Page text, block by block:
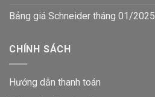
Bảng giá Schneider tháng 01/2025
CHÍNH SÁCH
Hướng dẫn thanh toán